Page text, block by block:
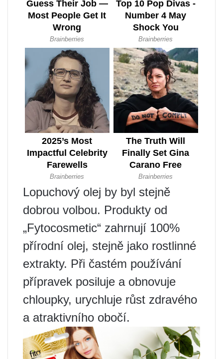
Lopuchový olej by byl stejně
dobrou volbou. Produkty od
„Fytocosmetic“ zahrnují 100%
přírodní olej, stejně jako rostlinné
extrakty. Při častém používání
přípravek posiluje a obnovuje
chloupky, urychluje růst zdravého
a atraktivního obočí.